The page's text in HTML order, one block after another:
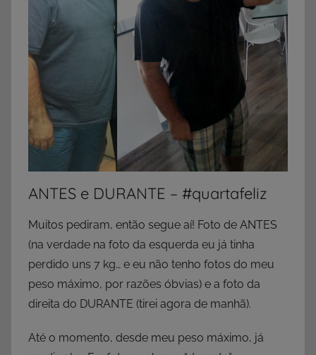
ANTES e DURANTE – #quartafeliz
Muitos pediram, então segue aí! Foto de ANTES
(na verdade na foto da esquerda eu já tinha
perdido uns 7 kg… e eu não tenho fotos do meu
peso máximo, por razões óbvias) e a foto da
direita do DURANTE (tirei agora de manhã).
Até o momento, desde meu peso máximo, já